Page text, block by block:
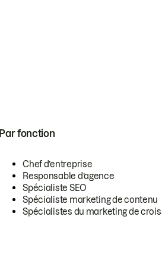
Par fonction
Chef d’entreprise
Responsable d’agence
Spécialiste SEO
Spécialiste marketing de contenu
Spécialistes du marketing de